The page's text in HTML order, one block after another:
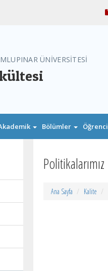
ÜNİVERSİTESİ
Bölümler Öğrenci
Politikalarımız
Ana Sayfa Kalite